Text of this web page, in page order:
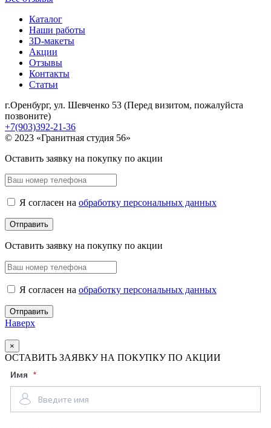
Каталог
Наши работы
3D-макеты
Акции
Отзывы
Контакты
Статьи
г.Оренбург, ул. Шевченко 53 (Перед визитом, пожалуйста
позвоните)
+7(903)392-21-36
© 2023 «Гранитная студия 56»
Оставить заявку на покупку по акции
Я согласен на обработку персональных данных
Оставить заявку на покупку по акции
Я согласен на обработку персональных данных
Наверх
×
ОСТАВИТЬ ЗАЯВКУ НА ПОКУПКУ ПО АКЦИИ
Имя